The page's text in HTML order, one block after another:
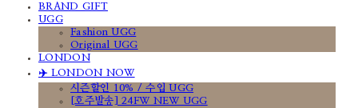
BRAND GIFT
UGG
Fashion UGG
Original UGG
LONDON
✈️ LONDON NOW
시즌할인 10% / 수입 UGG
[호주발송] 24FW NEW UGG